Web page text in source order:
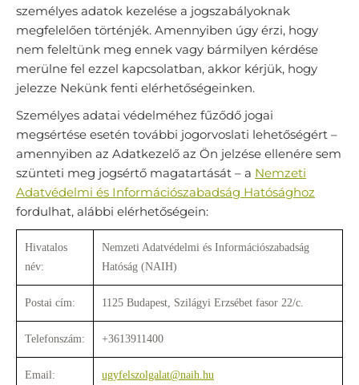
személyes adatok kezelése a jogszabályoknak
megfelelően történjék. Amennyiben úgy érzi, hogy
nem feleltünk meg ennek vagy bármilyen kérdése
merülne fel ezzel kapcsolatban, akkor kérjük, hogy
jelezze Nekünk fenti elérhetőségeinken.
Személyes adatai védelméhez fűződő jogai
megsértése esetén további jogorvoslati lehetőségért –
amennyiben az Adatkezelő az Ön jelzése ellenére sem
szünteti meg jogsértő magatartását – a Nemzeti
Adatvédelmi és Információszabadság Hatósághoz
fordulhat, alábbi elérhetőségein:
Hivatalos
név:
Nemzeti Adatvédelmi és Információszabadság
Hatóság (NAIH)
Postai cím: 1125 Budapest, Szilágyi Erzsébet fasor 22/c.
Telefonszám: +3613911400
Email: ugyfelszolgalat@naih.hu